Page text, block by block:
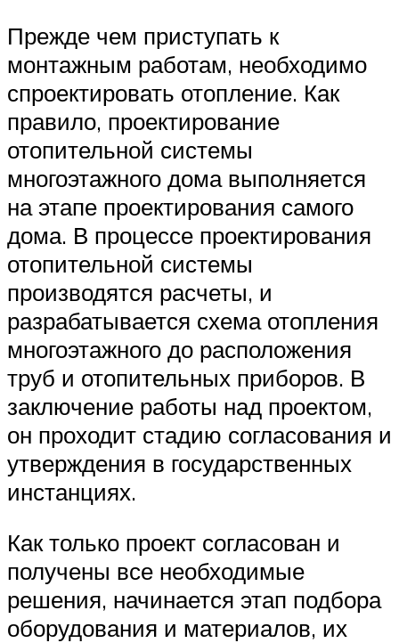
Прежде чем приступать к
монтажным работам, необходимо
спроектировать отопление. Как
правило, проектирование
отопительной системы
многоэтажного дома выполняется
на этапе проектирования самого
дома. В процессе проектирования
отопительной системы
производятся расчеты, и
разрабатывается схема отопления
многоэтажного до расположения
труб и отопительных приборов. В
заключение работы над проектом,
он проходит стадию согласования и
утверждения в государственных
инстанциях.
Как только проект согласован и
получены все необходимые
решения, начинается этап подбора
оборудования и материалов, их